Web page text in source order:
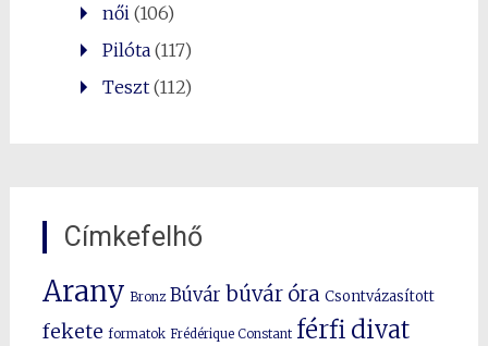
női (106)
Pilóta(117)
Teszt(112)
Címkefelhő
Arany Bronz Búvár búvár óra Csontvázasított
fekete formatok Frédérique Constant férfi divat